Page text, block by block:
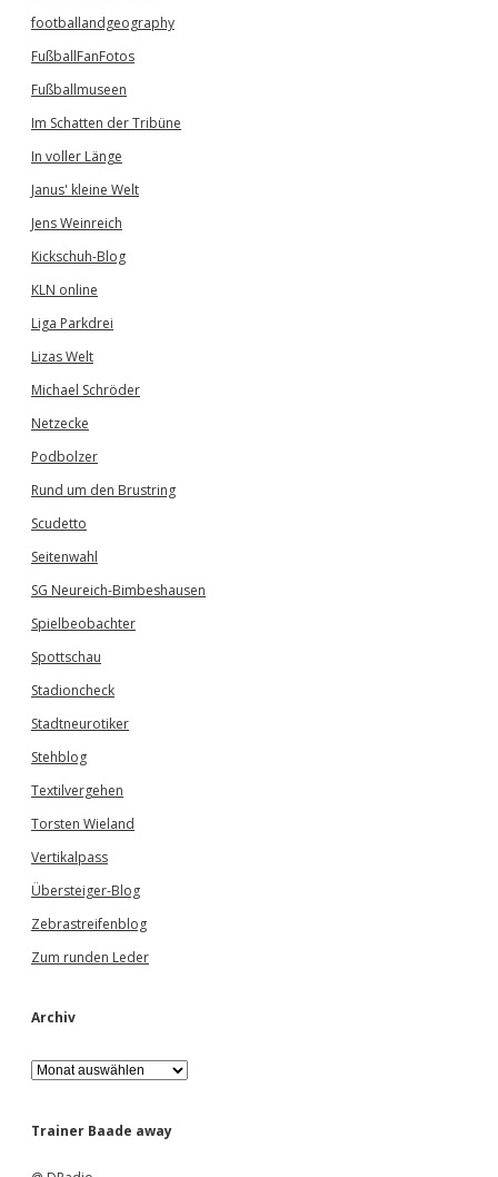
footballandgeography
FußballFanFotos
Fußballmuseen
Im Schatten der Tribüne
In voller Länge
Janus' kleine Welt
Jens Weinreich
Kickschuh-Blog
KLN online
Liga Parkdrei
Lizas Welt
Michael Schröder
Netzecke
Podbolzer
Rund um den Brustring
Scudetto
Seitenwahl
SG Neureich-Bimbeshausen
Spielbeobachter
Spottschau
Stadioncheck
Stadtneurotiker
Stehblog
Textilvergehen
Torsten Wieland
Vertikalpass
Übersteiger-Blog
Zebrastreifenblog
Zum runden Leder
Archiv
A
r
h
Trainer Baade away